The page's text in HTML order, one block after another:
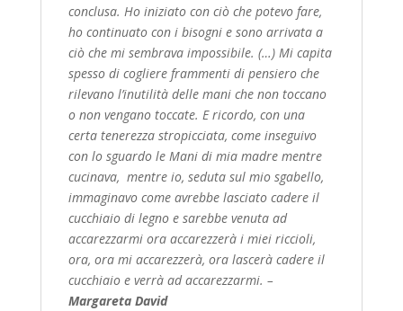
conclusa. Ho iniziato con ciò che potevo fare,
ho continuato con i bisogni e sono arrivata a
ciò che mi sembrava impossibile. (…) Mi capita
spesso di cogliere frammenti di pensiero che
rilevano l’inutilità delle mani che non toccano
o non vengano toccate. E ricordo, con una
certa tenerezza stropicciata, come inseguivo
con lo sguardo le Mani di mia madre mentre
cucinava, mentre io, seduta sul mio sgabello,
immaginavo come avrebbe lasciato cadere il
cucchiaio di legno e sarebbe venuta ad
accarezzarmi ora accarezzerà i miei riccioli,
ora, ora mi accarezzerà, ora lascerà cadere il
cucchiaio e verrà ad accarezzarmi. –
Margareta David